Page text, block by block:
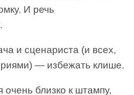
И речь
и сценариста (и всех,
— избежать клише.
близко к штампу,